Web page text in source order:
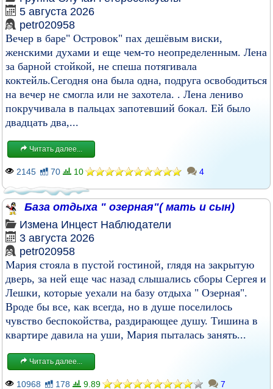
5 августа 2026
petr020958
Вечер в баре" Островок" пах дешёвым виски,
женскими духами и еще чем-то неопределенным. Лена
за барной стойкой, не спеша потягивала
коктейль.Сегодня она была одна, подруга освободиться
на вечер не смогла или не захотела. . Лена лениво
покручивала в пальцах запотевший бокал. Ей было
двадцать два,...
Читать далее...
2145 70 10 4
База отдыха " озерная"( мать и сын)
Измена Инцест Наблюдатели
3 августа 2026
petr020958
Мария стояла в пустой гостиной, глядя на закрытую
дверь, за ней еще час назад слышались сборы Сергея и
Лешки, которые уехали на базу отдыха " Озерная".
Вроде бы все, как всегда, но в душе поселилось
чувство беспокойства, раздирающее душу. Тишина в
квартире давила на уши, Мария пыталась занять...
Читать далее...
10968 178 9.89 7